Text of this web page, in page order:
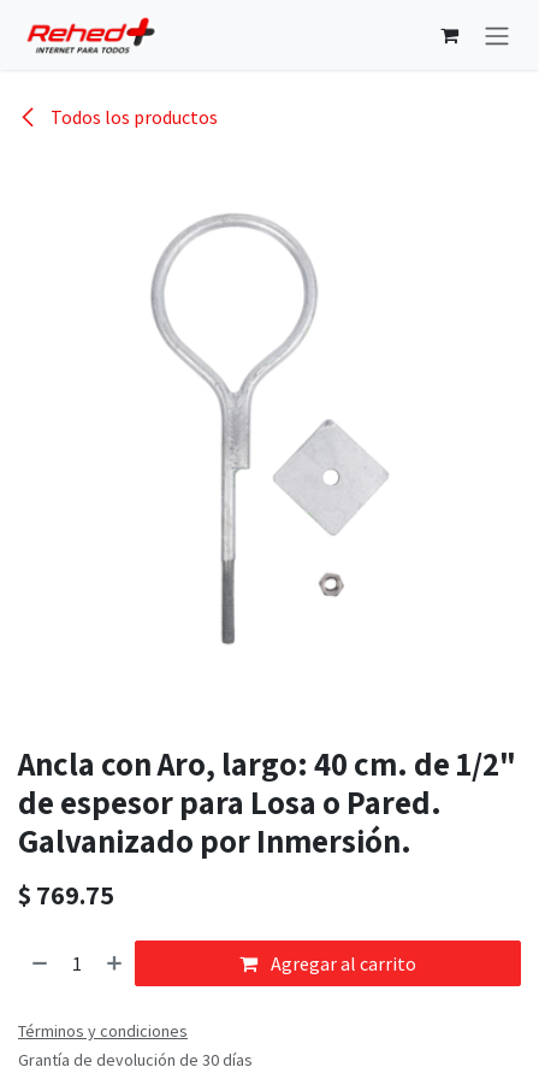
Todos los productos
Ancla con Aro, largo: 40 cm. de 1/2"
de espesor para Losa o Pared.
Galvanizado por Inmersión.
$ 769.75
Agregar al carrito
Términos y condiciones
Grantía de devolución de 30 días